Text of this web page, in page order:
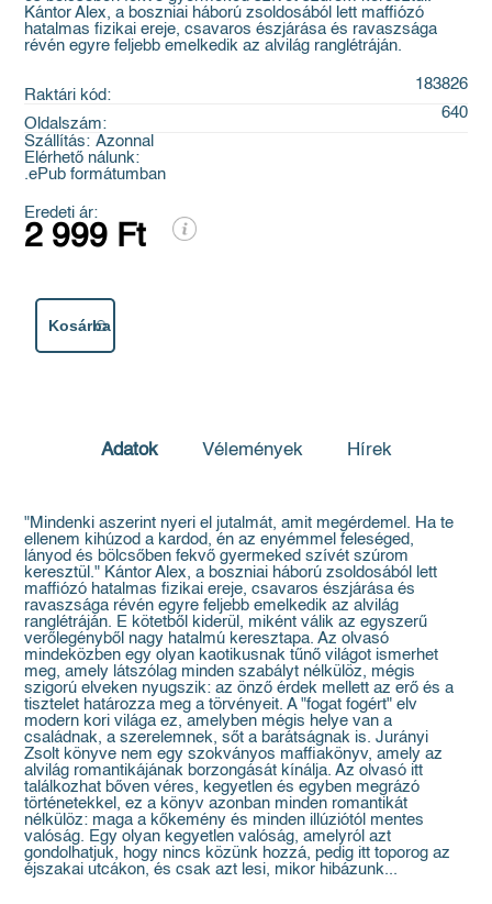
Kántor Alex, a boszniai háború zsoldosából lett maffiózó
hatalmas fizikai ereje, csavaros észjárása és ravaszsága
révén egyre feljebb emelkedik az alvilág ranglétráján.
Raktári kód:
183826
Oldalszám:
640
Szállítás: Azonnal
Elérhető nálunk:
.ePub formátumban
Eredeti ár:
2 999 Ft
Kosárba
Adatok Vélemények Hírek
"Mindenki aszerint nyeri el jutalmát, amit megérdemel. Ha te
ellenem kihúzod a kardod, én az enyémmel feleséged,
lányod és bölcsőben fekvő gyermeked szívét szúrom
keresztül." Kántor Alex, a boszniai háború zsoldosából lett
maffiózó hatalmas fizikai ereje, csavaros észjárása és
ravaszsága révén egyre feljebb emelkedik az alvilág
ranglétráján. E kötetből kiderül, miként válik az egyszerű
verőlegényből nagy hatalmú keresztapa. Az olvasó
mindeközben egy olyan kaotikusnak tűnő világot ismerhet
meg, amely látszólag minden szabályt nélkülöz, mégis
szigorú elveken nyugszik: az önző érdek mellett az erő és a
tisztelet határozza meg a törvényeit. A "fogat fogért" elv
modern kori világa ez, amelyben mégis helye van a
családnak, a szerelemnek, sőt a barátságnak is. Jurányi
Zsolt könyve nem egy szokványos maffiakönyv, amely az
alvilág romantikájának borzongását kínálja. Az olvasó itt
találkozhat bőven véres, kegyetlen és egyben megrázó
történetekkel, ez a könyv azonban minden romantikát
nélkülöz: maga a kőkemény és minden illúziótól mentes
valóság. Egy olyan kegyetlen valóság, amelyról azt
gondolhatjuk, hogy nincs közünk hozzá, pedig itt toporog az
éjszakai utcákon, és csak azt lesi, mikor hibázunk...